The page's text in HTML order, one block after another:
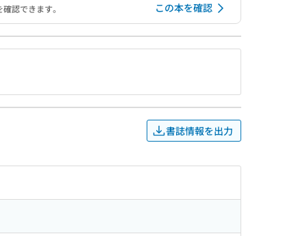
認できます。
この本を確認
書誌情報を出力